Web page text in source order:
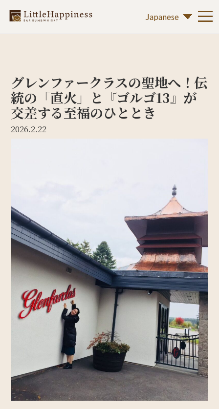
グレンファークラスの聖地へ！伝
統の「直火」と『ゴルゴ13』が
交差する至福のひととき
2026.2.22